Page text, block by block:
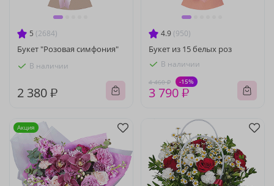
5 (2684)
Букет "Розовая симфония"
В наличии
2 380 ₽
4.9 (950)
Букет из 15 белых роз
В наличии
4 460 ₽ -15%
3 790 ₽
Акция